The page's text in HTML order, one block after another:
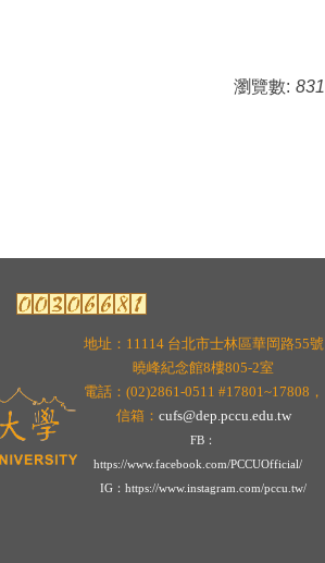
瀏覽數: 831
地址：11114 台北市士林區華岡路55號
曉峰紀念館8樓805-2室
電話：(02)2861-0511 #17801~17808，
信箱： cufs@dep.pccu.edu.tw
FB：
https://www.facebook.com/PCCUOfficial/
IG： https://www.instagram.com/pccu.tw/